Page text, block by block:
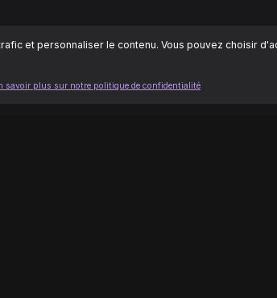
et personnaliser le contenu. Vous pouvez choisir
savoir plus sur notre politique de confidentialité